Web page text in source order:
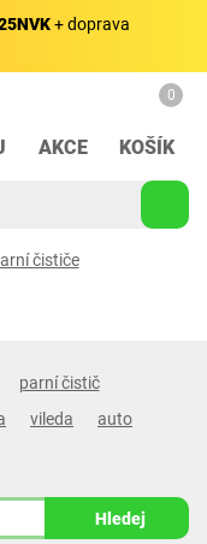
+ doprava
AKCE
0
KOŠÍK
čističe
parní čistič
vileda
auto
Hledej